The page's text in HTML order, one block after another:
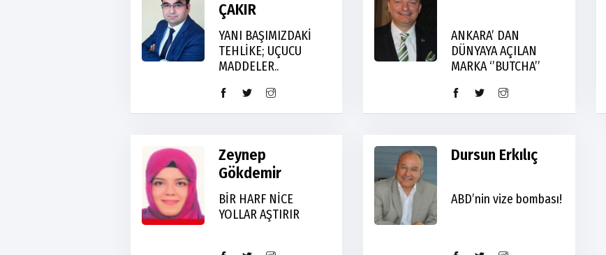
ÇAKIR
YANI BAŞIMIZDAKİ
TEHLİKE; UÇUCU
MADDELER..
ANKARA’ DAN
DÜNYAYA AÇILAN
MARKA ‘’BUTCHA’’
Zeynep
Gökdemir
BİR HARF NİCE
YOLLAR AŞTIRIR
Dursun Erkılıç
ABD’nin vize bombası!